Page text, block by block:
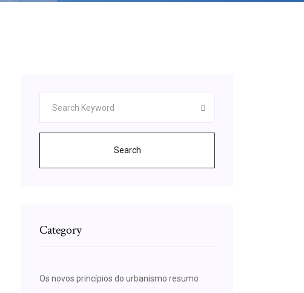
Search
Category
Os novos princípios do urbanismo resumo